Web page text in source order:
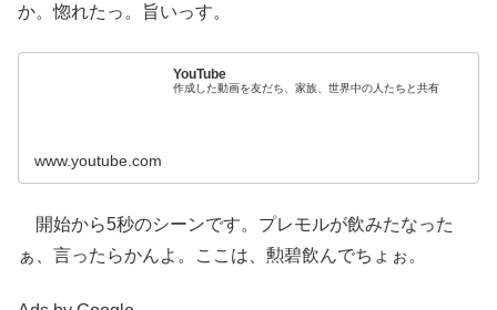
か。惚れたっ。旨いっす。
YouTube
作成した動画を友だち、家族、世界中の人たちと共有
www.youtube.com
開始から5秒のシーンです。プレモルが飲みたなった
ぁ、言ったらかんよ。ここは、勲碧飲んでちょぉ。